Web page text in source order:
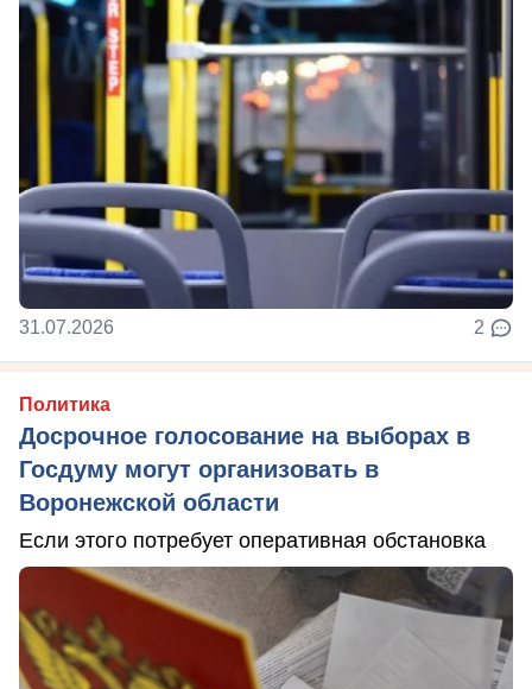
31.07.2026 2
Политика
Досрочное голосование на выборах в
Госдуму могут организовать в
Воронежской области
Если этого потребует оперативная обстановка